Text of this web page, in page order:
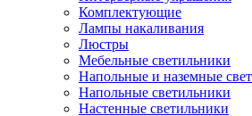
Комплектующие
Лампы накаливания
Люстры
Мебельные светильники
Напольные и наземные
Напольные светильники
Настенные светильники